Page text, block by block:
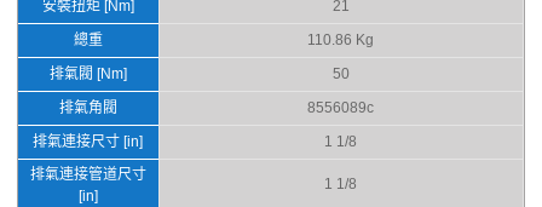
安裝扭矩 [Nm]
21
總重
110.86 Kg
排氣閥 [Nm]
50
排氣角閥
8556089c
排氣連接尺寸 [in]
1 1/8
排氣連接管道尺寸
[in]
1 1/8